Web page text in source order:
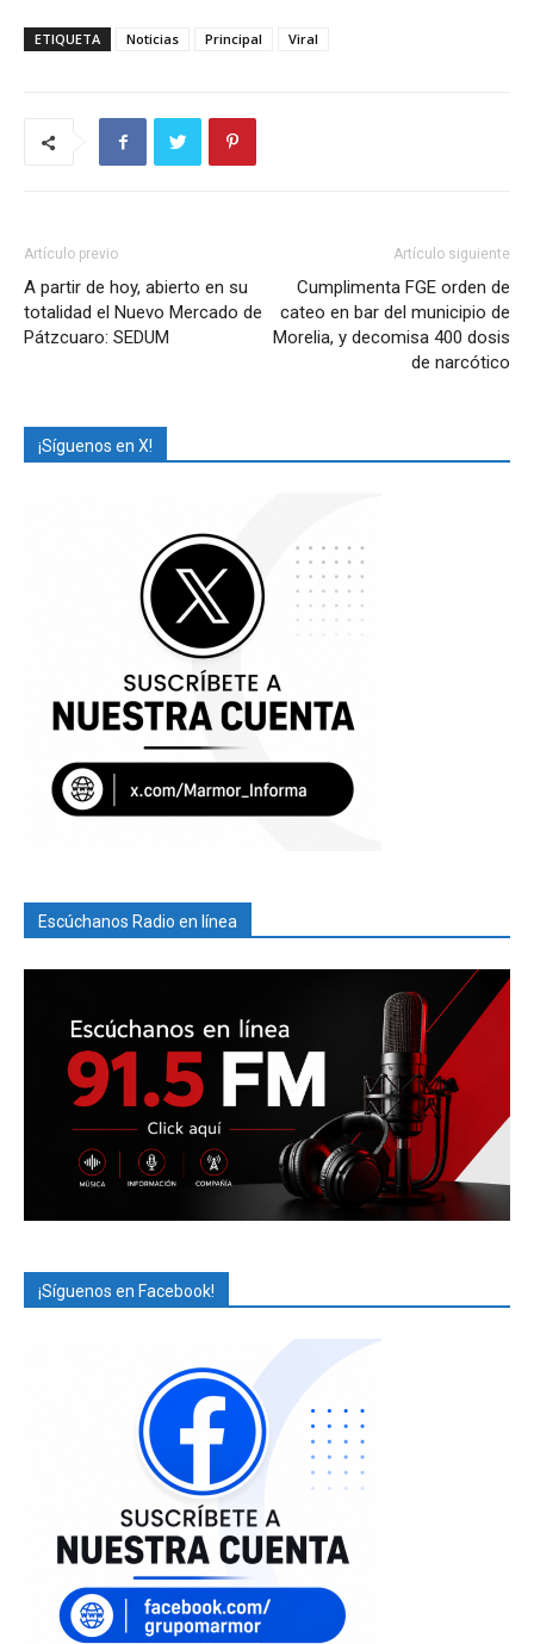
ETIQUETA Noticias Principal Viral
Artículo previo
A partir de hoy, abierto en su
totalidad el Nuevo Mercado de
Pátzcuaro: SEDUM
Artículo siguiente
Cumplimenta FGE orden de
cateo en bar del municipio de
Morelia, y decomisa 400 dosis
de narcótico
¡Síguenos en X!
Escúchanos Radio en línea
¡Síguenos en Facebook!